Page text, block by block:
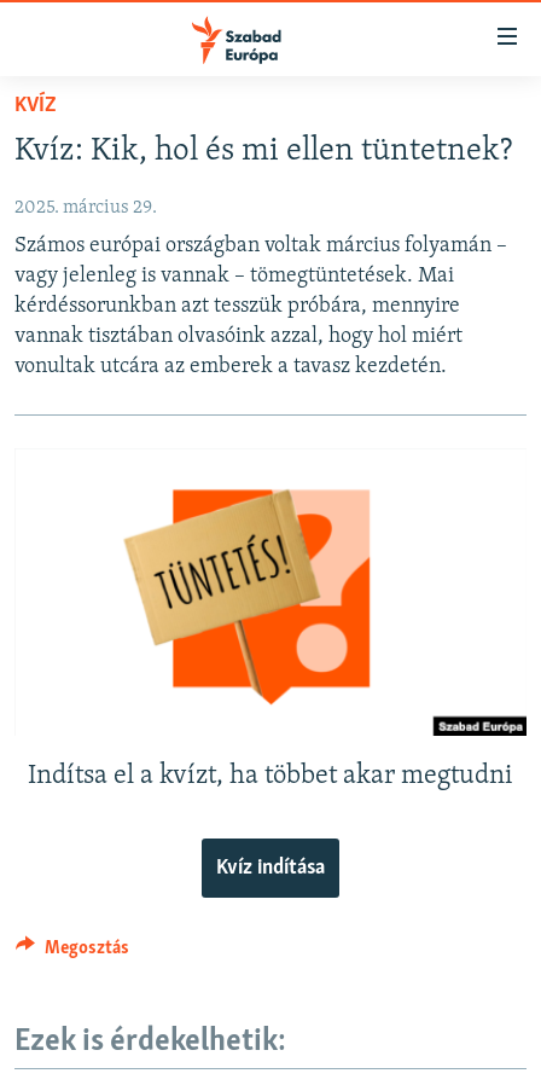
Akadálymentes
Ugrás
fő
Ugrás
tartalomjegyzékre
Ugrás
keresésre
NAPIRENDEN
PODCASTOK
VIDEÓK
ELEMZŐ
NER15
A PÉNZ NYOMÁBAN
EURÓPAI UNIÓ
KLÍMAVÁLTOZÁS
A MÚLT TANULSÁGAI
KÖVESSEN MINKET!
Valamennyi RFE/RL weboldal
KVÍZ
Kvíz: Kik, hol és mi ellen tüntetnek?
2025. március 29.
Számos európai országban voltak március folyamán –
vagy jelenleg is vannak – tömegtüntetések. Mai
kérdéssorunkban azt tesszük próbára, mennyire
vannak tisztában olvasóink azzal, hogy hol miért
vonultak utcára az emberek a tavasz kezdetén.
Indítsa el a kvízt, ha többet akar megtudni
Kvíz indítása
Megosztás
Ezek is érdekelhetik:
FELIRATKOZÁS
Spotify
Feliratkozás